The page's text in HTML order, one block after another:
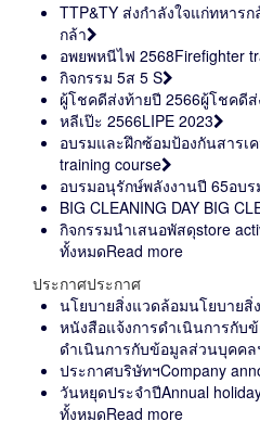
TTP&TY ส่งกำลังใจแก่ทหารก
กล้า
อพยพหนีไฟ 2568Firefighter
กิจกรรม 5ส 5 S
ผู้โชคดีส่งท้ายปี 2566ผู้โชคดีส่
หลีเป๊ะ 2566LIPE 2023
อบรมและฝึกซ้อมป้องกันสารเ
training course
อบรมอนุรักษ์พลังงานปี 65อบ
BIG CLEANING DAY BIG
กิจกรรมนำเสนอพัสดุstore
ทั้งหมดRead more
ประกาศประกาศ
นโยบายสิ่งแวดล้อมนโยบายสิ่
หนังสือแจ้งการดำเนินการกับ
ดำเนินการกับข้อมูลส่วนบุคคล
ประกาศบริษัทฯCompany
วันหยุดประจำปีAnnual
ทั้งหมดRead more